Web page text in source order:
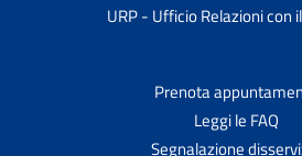
URP - Ufficio Relazioni con
Prenota
Leggi le FAQ
Segnalazione